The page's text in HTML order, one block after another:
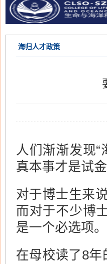
海归人才政策
人们渐渐发现
真本事才是试金
对于博士生来
而对于不少博
是一个必选项。
在母校读了8